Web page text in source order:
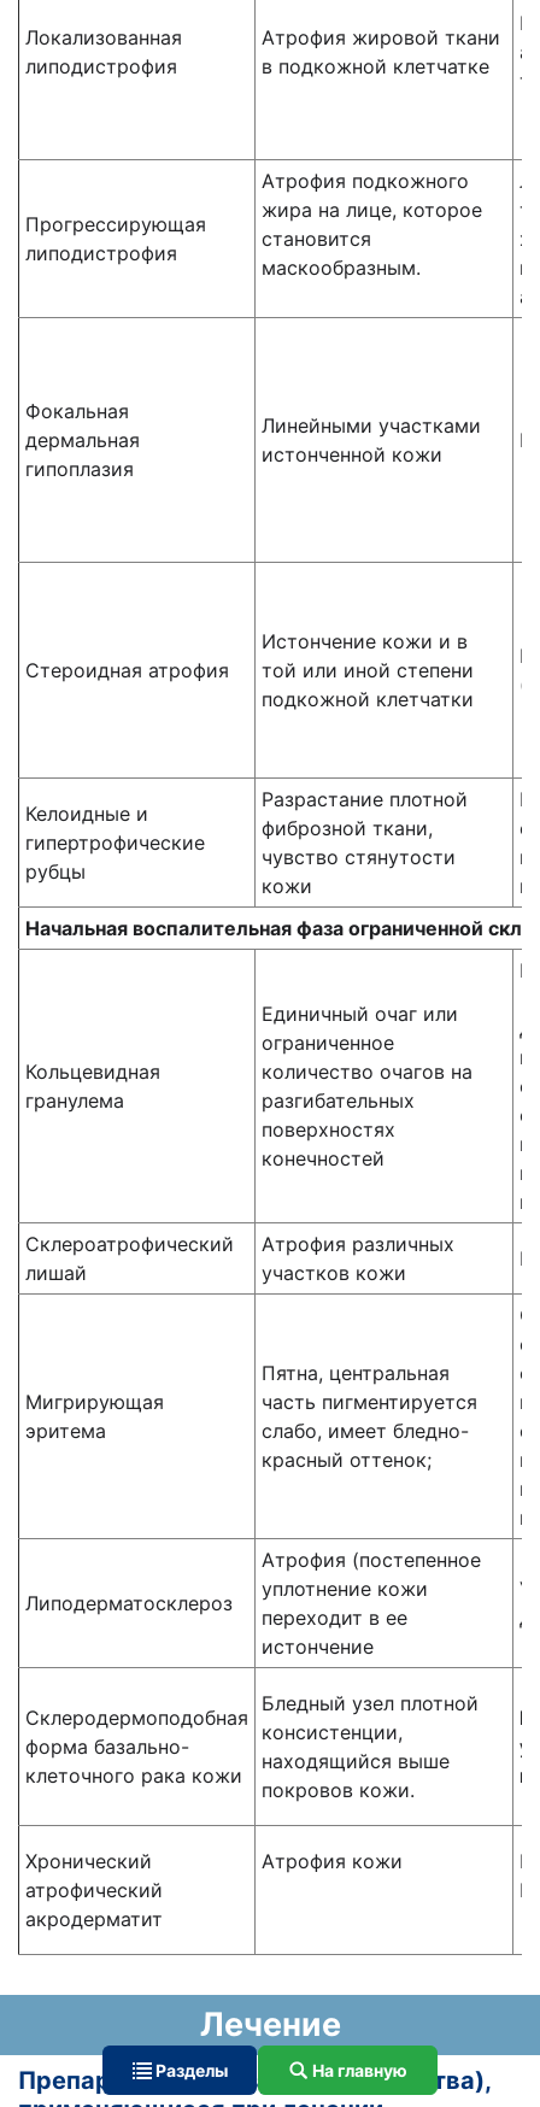
Локализованная
липодистрофия
Атрофия жировой ткани
в подкожной клетчатке
Прогрессирующая
липодистрофия
Атрофия подкожного
жира на лице, которое
становится
маскообразным.
Фокальная
дермальная
гипоплазия
Линейными участками
истонченной кожи
Стероидная атрофия
Истончение кожи и в
той или иной степени
подкожной клетчатки
Келоидные и
гипертрофические
рубцы
Разрастание плотной
фиброзной ткани,
чувство стянутости
кожи
Начальная воспалительная фаза ограниченной
Кольцевидная
гранулема
Единичный очаг или
ограниченное
количество очагов на
разгибательных
поверхностях
конечностей
Склероатрофический
лишай
Атрофия различных
участков кожи
Мигрирующая
эритема
Пятна, центральная
часть пигментируется
слабо, имеет бледно-
красный оттенок;
с
Липодерматосклероз
Атрофия (постепенное
уплотнение кожи
переходит в ее
истончение
Склеродермоподобная
форма базально-
клеточного рака кожи
Бледный узел плотной
консистенции,
находящийся выше
покровов кожи.
Хронический
атрофический
акродерматит
Атрофия кожи
Лечение
Препараты (действующие вещества),
Разделы На главную